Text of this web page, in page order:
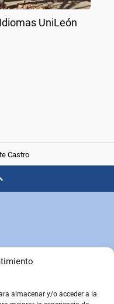
almacenar y/o acceder a la
UniLeón
Castro